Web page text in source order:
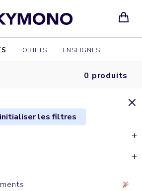
OBJETS ENSEIGNES
0 produits
les filtres